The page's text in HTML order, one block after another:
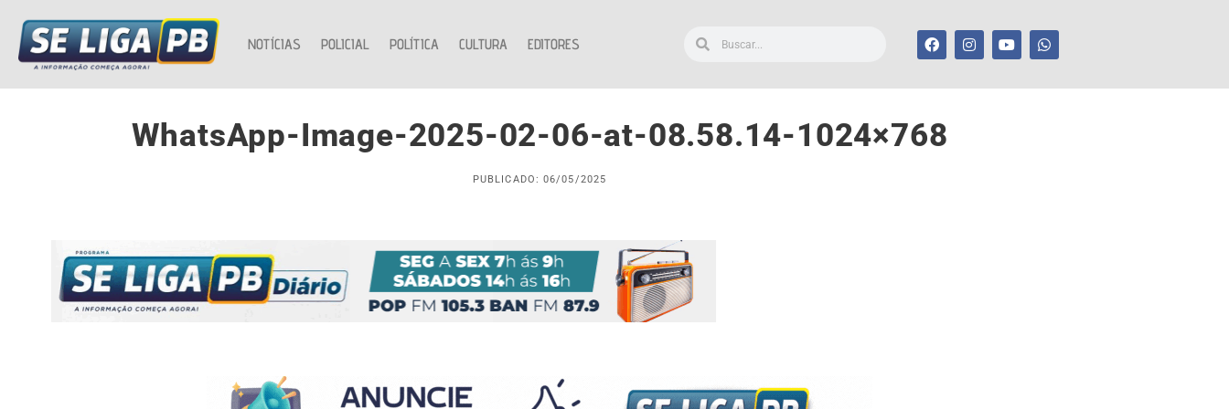
NOTÍCIAS POLICIAL POLÍTICA CULTURA EDITORES
WhatsApp-Image-2025-02-06-at-08.58.14-1024×768
PUBLICADO: 06/05/2025